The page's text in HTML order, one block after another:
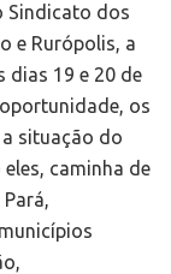
Sindicato dos
e Rurópolis, a
dias 19 e 20 de
os
situação do
caminha de